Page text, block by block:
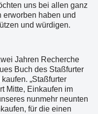
uns bei allen ganz
erworben haben und
und würdigen.
Jahren Recherche
Buch des Staßfurter
„Staßfurter
Mitte, Einkaufen im
nunmehr neunten
für die einen